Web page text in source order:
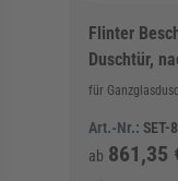
Flinter
Duschtür,
für
Art.-Nr.: SET-
ab 861,35